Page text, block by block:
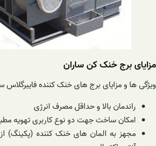
مزایای برج خنک کن ساران
ویژگی ها و مزایای برج های خنک کننده فایبرگلاس
راندمان بالا و حداقل مصرف انرژی
امکان ساخت جهت دو نوع کاربری تهویه